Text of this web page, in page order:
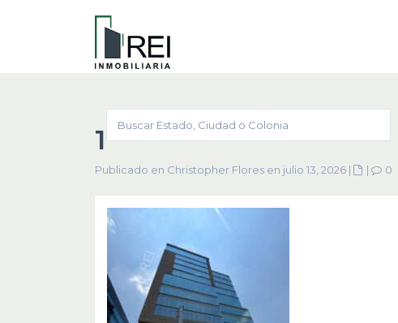
1
Publicado en Christopher Flores en julio 13, 2026 | | 0